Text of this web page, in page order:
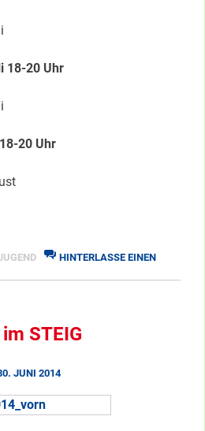
18-20 Uhr
20 Uhr
HINTERLASSE EINEN
STEIG
JUNI 2014